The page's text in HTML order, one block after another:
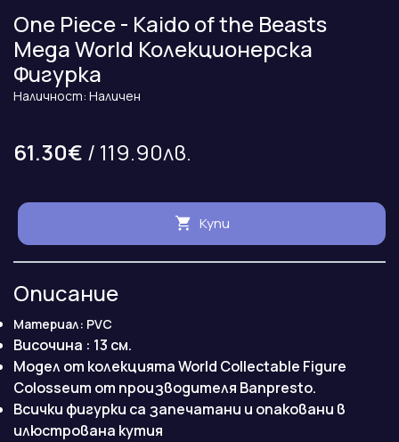
One Piece - Kaido of the Beasts
Mega World Колекционерска
Фигурка
Наличност: Наличен
61.30€ / 119.90лв.
Купи
Описание
Материал: PVC
Височина : 13 см.
Модел от колекцията World Collectable Figure
Colosseum от производителя Banpresto.
Всички фигурки са запечатани и опаковани в
илюстрована кутия